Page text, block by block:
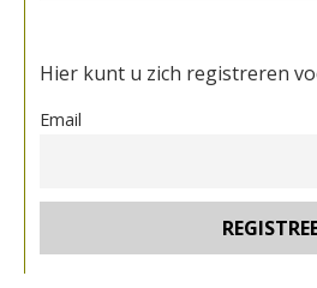
Hier kunt u zich registreren
Email